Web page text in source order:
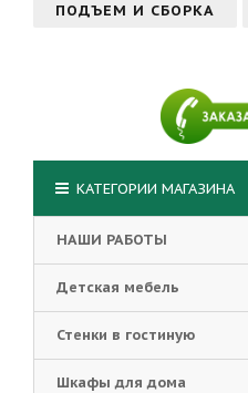
ПОДЪЕМ И СБОРКА
КАТЕГОРИИ МАГАЗИНА
НАШИ РАБОТЫ
Детская мебель
Стенки в гостиную
Шкафы для дома